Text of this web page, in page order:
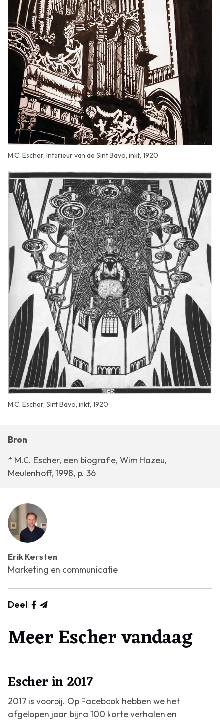
M.C. Escher, Interieur van de Sint Bavo, inkt, 1920
M.C. Escher, Sint Bavo, inkt, 1920
Bron
* M.C. Escher, een biografie, Wim Hazeu,
Meulenhoff, 1998, p. 36
Erik Kersten
Marketing en communicatie
Deel:
Meer Escher vandaag
Escher in 2017
2017 is voorbij. Op Facebook hebben we het
afgelopen jaar bijna 100 korte verhalen en